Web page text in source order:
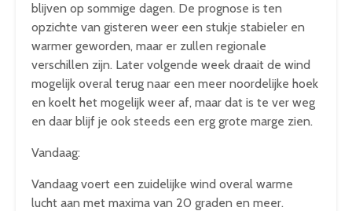
blijven op sommige dagen. De prognose is ten
opzichte van gisteren weer een stukje stabieler en
warmer geworden, maar er zullen regionale
verschillen zijn. Later volgende week draait de wind
mogelijk overal terug naar een meer noordelijke hoek
en koelt het mogelijk weer af, maar dat is te ver weg
en daar blijf je ook steeds een erg grote marge zien.
Vandaag:
Vandaag voert een zuidelijke wind overal warme
lucht aan met maxima van 20 graden en meer.